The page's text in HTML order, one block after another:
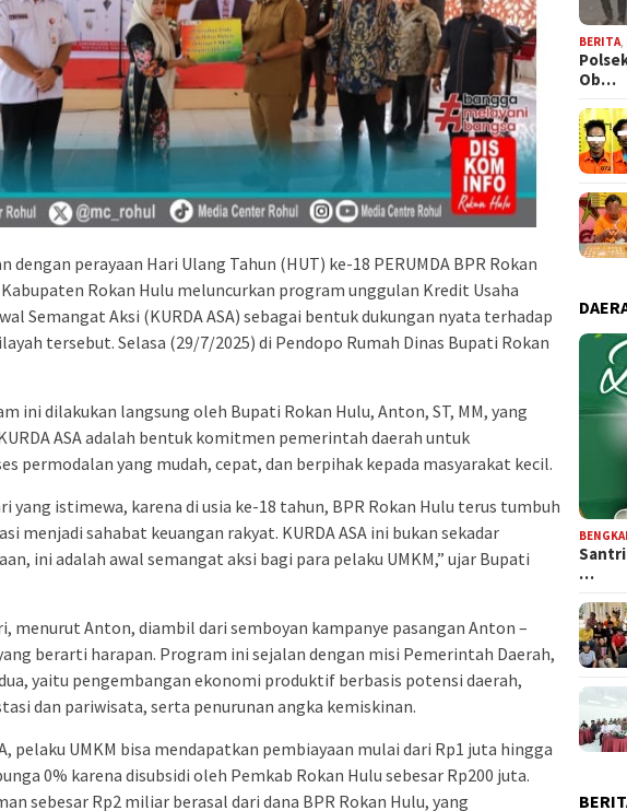
dengan perayaan Hari Ulang Tahun (HUT) ke-18 PERUMDA BPR Rokan
Rokan Hulu meluncurkan program unggulan Kredit Usaha
Semangat Aksi (KURDA ASA) sebagai bentuk dukungan nyata terhadap
tersebut. Selasa (29/7/2025) di Pendopo Rumah Dinas Bupati Rokan
ini dilakukan langsung oleh Bupati Rokan Hulu, Anton, ST, MM, yang
ASA adalah bentuk komitmen pemerintah daerah untuk
permodalan yang mudah, cepat, dan berpihak kepada masyarakat kecil.
yang istimewa, karena di usia ke-18 tahun, BPR Rokan Hulu terus tumbuh
menjadi sahabat keuangan rakyat. KURDA ASA ini bukan sekadar
ini adalah awal semangat aksi bagi para pelaku UMKM,” ujar Bupati
menurut Anton, diambil dari semboyan kampanye pasangan Anton –
berarti harapan. Program ini sejalan dengan misi Pemerintah Daerah,
yaitu pengembangan ekonomi produktif berbasis potensi daerah,
dan pariwisata, serta penurunan angka kemiskinan.
pelaku UMKM bisa mendapatkan pembiayaan mulai dari Rp1 juta hingga
0% karena disubsidi oleh Pemkab Rokan Hulu sebesar Rp200 juta.
sebesar Rp2 miliar berasal dari dana BPR Rokan Hulu, yang
BERITA
Ob…
Santri
…